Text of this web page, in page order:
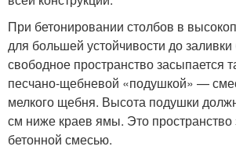
При бетонировании столбов в
для большей устойчивости до
свободное пространство засыпается
песчано-щебневой «подушкой» —
мелкого щебня. Высота подушки
см ниже краев ямы. Это пространство
бетонной смесью.